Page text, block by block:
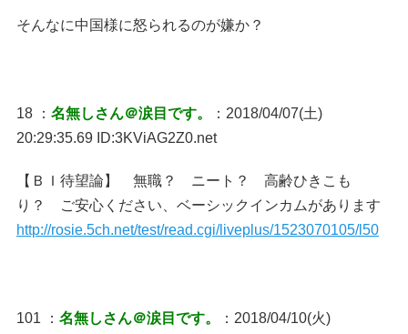
そんなに中国様に怒られるのが嫌か？
18 ： 名無しさん＠涙目です。
：2018/04/07(土)
20:29:35.69 ID:3KViAG2Z0.net
【ＢＩ待望論】 無職？ ニート？ 高齢ひきこも
り？ ご安心ください、ベーシックインカムがあります
http://rosie.5ch.net/test/read.cgi/liveplus/1523070105/l50
101 ： 名無しさん＠涙目です。
：2018/04/10(火)